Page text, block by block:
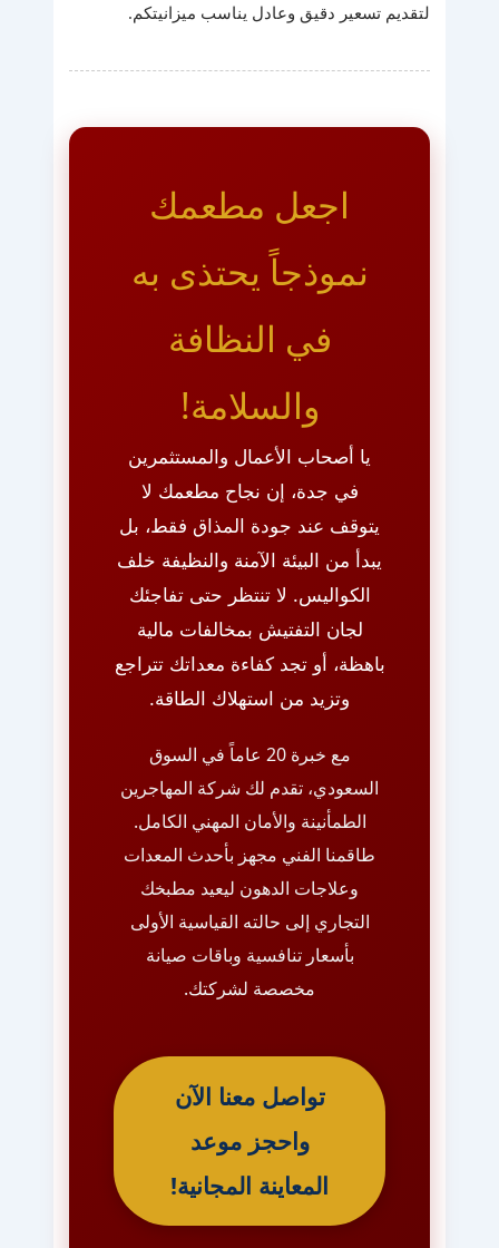
لتقديم تسعير دقيق وعادل يناسب ميزانيتكم.
اجعل مطعمك
نموذجاً يحتذى به
في النظافة
والسلامة!
يا أصحاب الأعمال والمستثمرين
في جدة، إن نجاح مطعمك لا
يتوقف عند جودة المذاق فقط، بل
يبدأ من البيئة الآمنة والنظيفة خلف
الكواليس. لا تنتظر حتى تفاجئك
لجان التفتيش بمخالفات مالية
باهظة، أو تجد كفاءة معداتك تتراجع
وتزيد من استهلاك الطاقة.
مع خبرة 20 عاماً في السوق
السعودي، تقدم لك شركة المهاجرين
الطمأنينة والأمان المهني الكامل.
طاقمنا الفني مجهز بأحدث المعدات
وعلاجات الدهون ليعيد مطبخك
التجاري إلى حالته القياسية الأولى
بأسعار تنافسية وباقات صيانة
مخصصة لشركتك.
تواصل معنا الآن
واحجز موعد
المعاينة المجانية!